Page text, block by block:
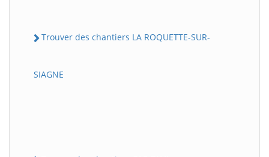
Trouver des chantiers LA ROQUETTE-SUR-
SIAGNE